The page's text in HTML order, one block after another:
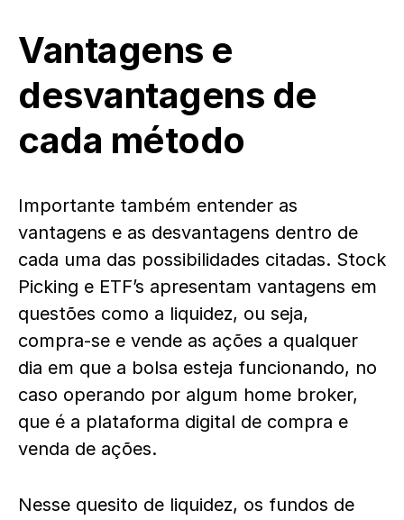
Vantagens e
desvantagens de
cada método
Importante também entender as
vantagens e as desvantagens dentro de
cada uma das possibilidades citadas. Stock
Picking e ETF’s apresentam vantagens em
questões como a liquidez, ou seja,
compra-se e vende as ações a qualquer
dia em que a bolsa esteja funcionando, no
caso operando por algum home broker,
que é a plataforma digital de compra e
venda de ações.
Nesse quesito de liquidez, os fundos de